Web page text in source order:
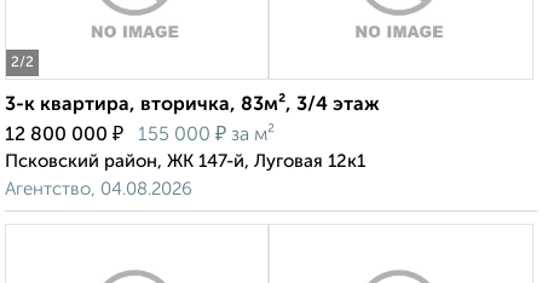
2/2
3-к квартира, вторичка, 83м², 3/4 этаж
12 800 000 ₽ 155 000 ₽ за м²
Псковский район, ЖК 147-й, Луговая 12к1
Агентство, 04.08.2026